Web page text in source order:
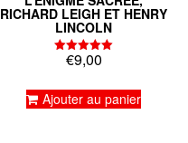
RICHARD LEIGH ET HENRY
LINCOLN
Note
5.00
€9,00
Ajouter au panier